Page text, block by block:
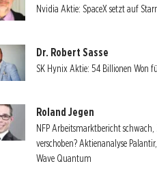
Nvidia Aktie: SpaceX setzt auf
Dr. Robert Sasse
SK Hynix Aktie: 54 Billionen Won
Roland Jegen
NFP Arbeitsmarktbericht
verschoben? Aktienanalyse
Wave Quantum